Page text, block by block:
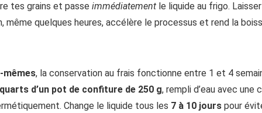
tes grains et passe immédiatement le liquide au frigo.
même quelques heures, accélère le processus et rend la
mêmes, la conservation au frais fonctionne entre 1 et 4
d’un pot de confiture de 250 g, rempli d’eau avec une
Change le liquide tous les 7 à 10 jours pour